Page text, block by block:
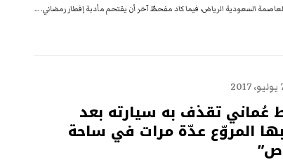
السعودية الرياض، فيما كاد مفحطٌ آخر أن يقتحم مأدبة إفطار رمضاني. …
2017
عُماني تقذف به سيارته بعد
المروّع عدّة مرات في ساحة